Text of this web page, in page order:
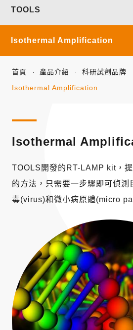
TOOLS
Isothermal Amplification
首頁 產品介紹 科研試劑品牌
Isothermal Amplification
Isothermal
TOOLS開發的RT-LAMP kit，
的方法，只需要一步驟即可偵測
毒(virus)和微小病原體(micro